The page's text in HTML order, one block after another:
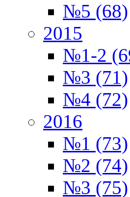
№5 (68)
2015
№1-2
№3 (71)
№4 (72)
2016
№1 (73)
№2 (74)
№3 (75)